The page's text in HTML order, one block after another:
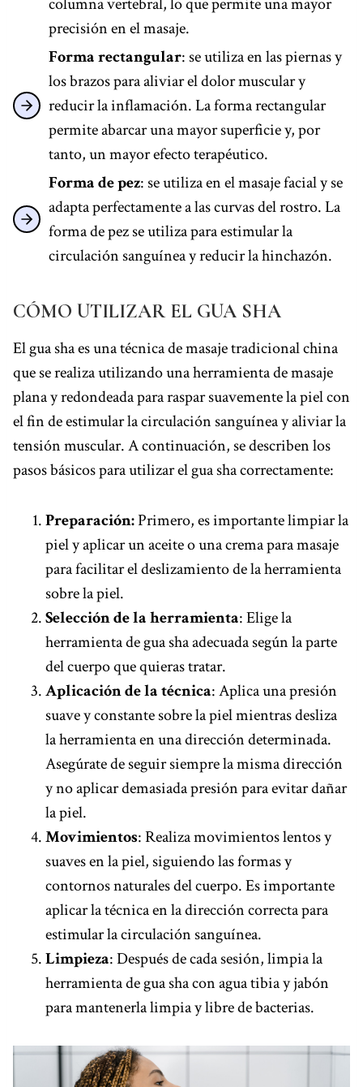
precisión en el masaje.
Forma rectangular: se utiliza en las piernas y
los brazos para aliviar el dolor muscular y
reducir la inflamación. La forma rectangular
permite abarcar una mayor superficie y, por
tanto, un mayor efecto terapéutico.
Forma de pez: se utiliza en el masaje facial y se
adapta perfectamente a las curvas del rostro. La
forma de pez se utiliza para estimular la
circulación sanguínea y reducir la hinchazón.
CÓMO UTILIZAR EL GUA SHA
El gua sha es una técnica de masaje tradicional china
que se realiza utilizando una herramienta de masaje
plana y redondeada para raspar suavemente la piel con
el fin de estimular la circulación sanguínea y aliviar la
tensión muscular. A continuación, se describen los
pasos básicos para utilizar el gua sha correctamente:
Preparación:Primero, es importante limpiar la
piel y aplicar un aceite o una crema para masaje
para facilitar el deslizamiento de la herramienta
sobre la piel.
Selección de la herramienta: Elige la
herramienta de gua sha adecuada según la parte
del cuerpo que quieras tratar.
Aplicación de la técnica: Aplica una presión
suave y constante sobre la piel mientras desliza
la herramienta en una dirección determinada.
Asegúrate de seguir siempre la misma dirección
y no aplicar demasiada presión para evitar dañar
la piel.
Movimientos: Realiza movimientos lentos y
suaves en la piel, siguiendo las formas y
contornos naturales del cuerpo. Es importante
aplicar la técnica en la dirección correcta para
estimular la circulación sanguínea.
Limpieza: Después de cada sesión, limpia la
herramienta de gua sha con agua tibia y jabón
para mantenerla limpia y libre de bacterias.